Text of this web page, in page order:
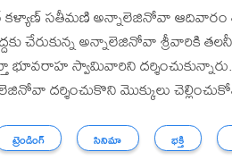
కళ్యాణ్ సతీమణి అన్నాలెజినోవా ఆదివారం
చేరుకున్న అన్నాలెజినోవా శ్రీవారికి
భూవరాహ స్వామివారిని
దర్శించుకొని మొక్కులు
ట్రెండింగ్ సినిమా భక్తి